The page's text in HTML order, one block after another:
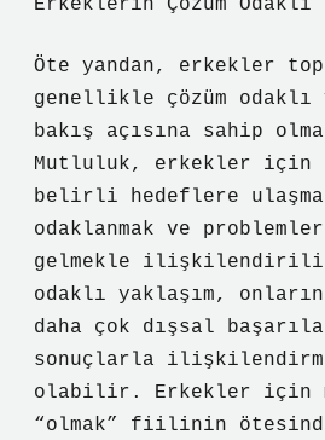
Erkeklerin Çözüm Odaklı
Öte yandan, erkekler
genellikle çözüm
bakış açısına sahip
Mutluluk, erkekler için
belirli hedeflere
odaklanmak ve
gelmekle
odaklı yaklaşım,
daha çok dışsal
sonuçlarla
olabilir. Erkekler için
“olmak” fiilinin